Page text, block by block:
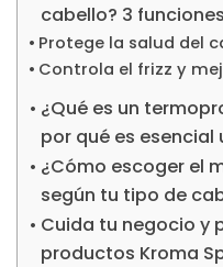
cabello? 3
Protege la salud del
Controla el frizz y
¿Qué es un
por qué es esencial
¿Cómo escoger el
según tu tipo de
Cuida tu negocio y
productos Kroma